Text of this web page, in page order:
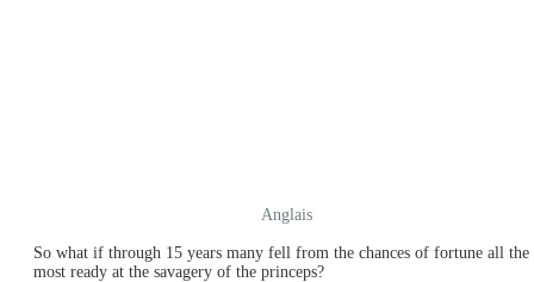
Anglais
So what if through 15 years many fell from the chances of fortune all the
most ready at the savagery of the princeps?